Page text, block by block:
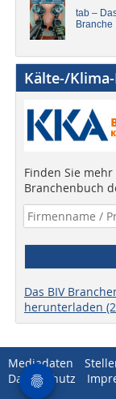
tab –
Branche
Kälte-/
Finden Sie
Branchenbuch
Das BIV
herunterladen
Mediadaten
Datenschutz